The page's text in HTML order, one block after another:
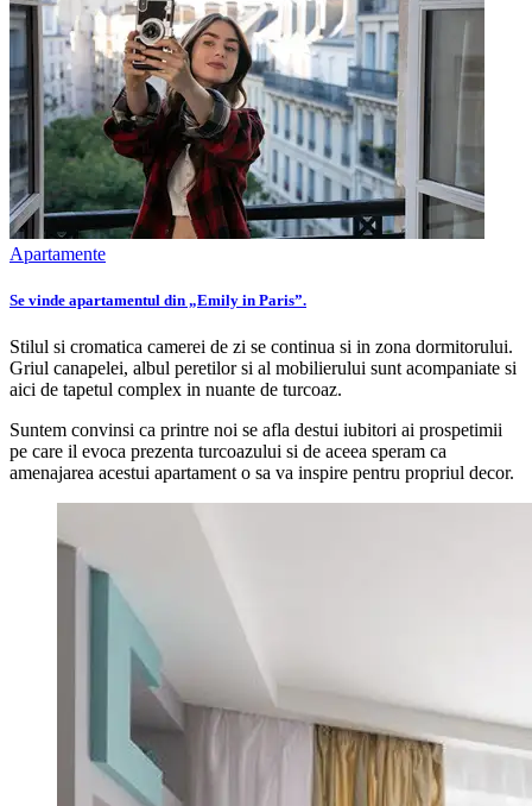
Apartamente
Se vinde apartamentul din „Emily in Paris”.
Stilul si cromatica camerei de zi se continua si in zona dormitorului.
Griul canapelei, albul peretilor si al mobilierului sunt acompaniate si
aici de tapetul complex in nuante de turcoaz.
Suntem convinsi ca printre noi se afla destui iubitori ai prospetimii
pe care il evoca prezenta turcoazului si de aceea speram ca
amenajarea acestui apartament o sa va inspire pentru propriul decor.